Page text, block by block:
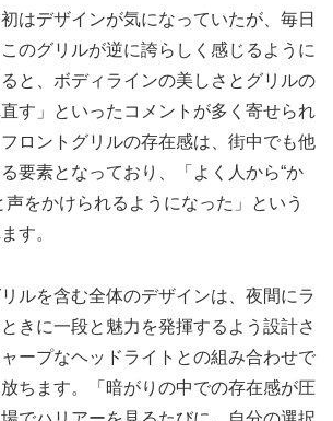
はデザインが気になっていたが、毎日
のグリルが逆に誇らしく感じるように
と、ボディラインの美しさとグリルの
す」といったコメントが多く寄せられ
ロントグリルの存在感は、街中でも他
要素となっており、「よく人から“か
声をかけられるようになった」という
す。
ルを含む全体のデザインは、夜間にラ
きに一段と魅力を発揮するよう設計さ
ープなヘッドライトとの組み合わせで
ちます。「暗がりの中での存在感が圧